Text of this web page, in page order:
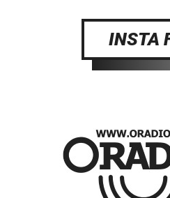
INSTA